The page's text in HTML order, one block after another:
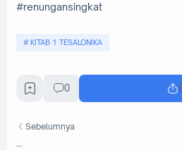
#renungansingkat
KITAB 1 TESALONIKA
0
Sebelumnya
...